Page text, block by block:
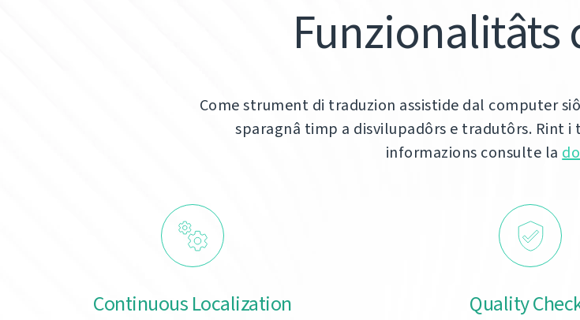
Funzionalitâts
Come strument di traduzion assistide dal computer
sparagnâ timp a disvilupadôrs e tradutôrs. Rint
informazions consulte la
Continuous Localization Quality